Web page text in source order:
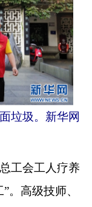
垃圾。新华网
工会工人疗养
。高级技师、